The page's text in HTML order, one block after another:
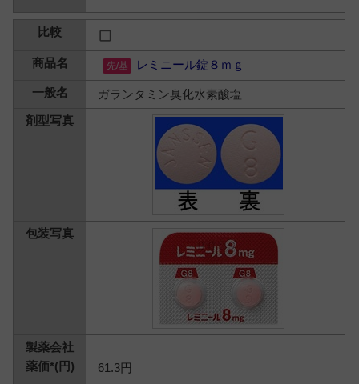
レミニール錠８ｍｇ
ガランタミン臭化水素酸塩
61.3円